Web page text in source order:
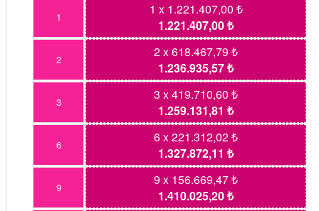
1
1 x 1.221.407,00 ₺
1.221.407,00 ₺
2
2 x 618.467,79 ₺
1.236.935,57 ₺
3
3 x 419.710,60 ₺
1.259.131,81 ₺
6
6 x 221.312,02 ₺
1.327.872,11 ₺
9
9 x 156.669,47 ₺
1.410.025,20 ₺